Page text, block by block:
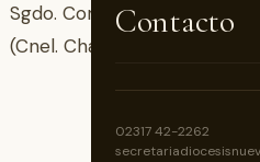
Contacto
02317 42-2262
Sgdo. Corazón de Jesús
(Cnel. Charlone)